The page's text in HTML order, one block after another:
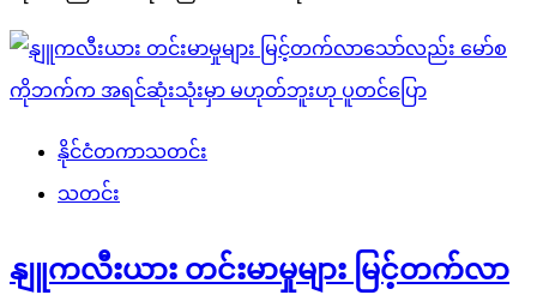
နိုင်ငံတကာသတင်း
သတင်း
နျူကလီးယား တင်းမာမှုများ မြင့်တက်လာ